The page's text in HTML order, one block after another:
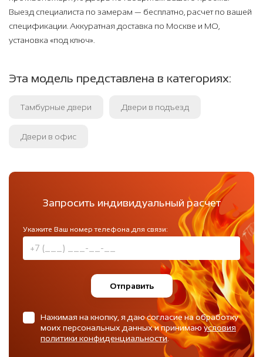
Выезд специалиста по замерам — бесплатно, расчет по вашей
спецификации. Аккуратная доставка по Москве и МО,
установка «под ключ».
Эта модель представлена в категориях:
Тамбурные двери Двери в подъезд
Двери в офис
Запросить индивидуальный расчет
Укажите Ваш номер телефона для связи:
Отправить
Нажимая на кнопку, я даю согласие на обработку
моих персональных данных и принимаюусловия
политики конфиденциальности.